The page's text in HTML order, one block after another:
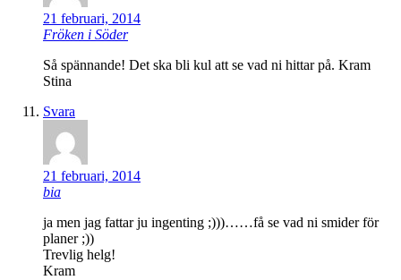
21 februari, 2014
Fröken i Söder
Så spännande! Det ska bli kul att se vad ni hittar på. Kram
Stina
Svara
21 februari, 2014
bia
ja men jag fattar ju ingenting ;)))……få se vad ni smider för
planer ;))
Trevlig helg!
Kram